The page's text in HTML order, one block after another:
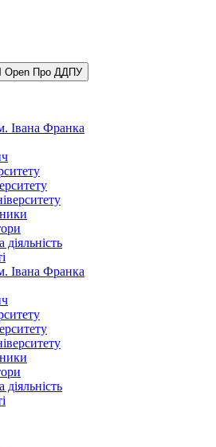
Open Про ДДПУ
Івана Франка
Івана Франка